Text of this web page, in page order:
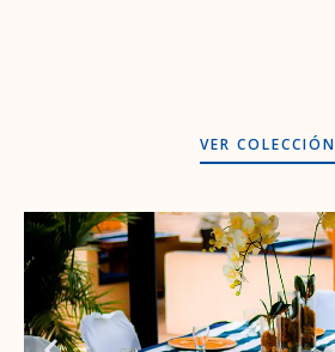
VER COLECCIÓN